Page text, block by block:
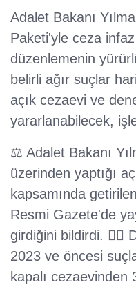
Adalet Bakanı
Paketi'yle ceza
düzenlemenin
belirli ağır suçlar
açık cezaevi ve
yararlanabilecek,
⚖️ Adalet Bakanı
üzerinden yaptığı
kapsamında
Resmi Gazete'de
girdiğini bildirdi. 👨‍⚖️
2023 ve öncesi
kapalı cezaevinden